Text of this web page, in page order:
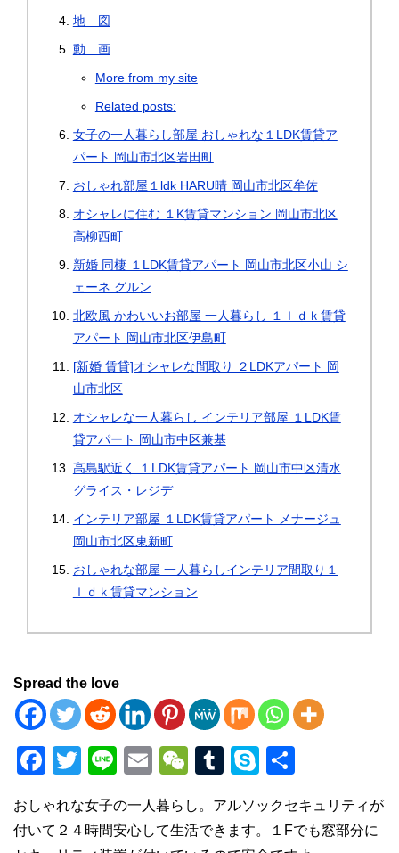
地 図
動 画
More from my site
Related posts:
女子の一人暮らし部屋 おしゃれな１LDK賃貸ア
パート 岡山市北区岩田町
おしゃれ部屋１ldk HARU晴 岡山市北区牟佐
オシャレに住む １K賃貸マンション 岡山市北区
高柳西町
新婚 同棲 １LDK賃貸アパート 岡山市北区小山 シ
ェーネ グルン
北欧風 かわいいお部屋 一人暮らし １ｌｄｋ賃貸
アパート 岡山市北区伊島町
[新婚 賃貸]オシャレな間取り ２LDKアパート 岡
山市北区
オシャレな一人暮らし インテリア部屋 １LDK賃
貸アパート 岡山市中区兼基
高島駅近く １LDK賃貸アパート 岡山市中区清水
グライス・レジデ
インテリア部屋 １LDK賃貸アパート メナージュ
岡山市北区東新町
おしゃれな部屋 一人暮らしインテリア間取り１
ｌｄｋ賃貸マンション
Spread the love
F
c
e
T
tt
er
Li
e
E
ail
W
C
h
T
m
bl
S
p
e
おしゃれな女子の一人暮らし。アルソックセキュリティが
付いて２４時間安心して生活できます。１Fでも窓部分に